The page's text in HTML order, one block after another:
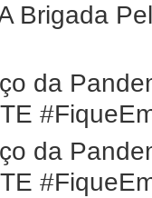
Brigada
da
da